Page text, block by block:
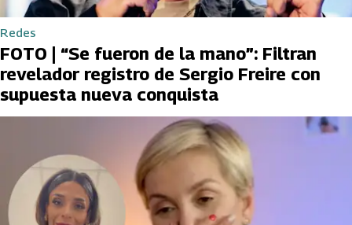
Redes
FOTO | “Se fueron de la mano”: Filtran
revelador registro de Sergio Freire con
supuesta nueva conquista